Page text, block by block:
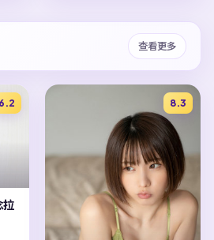
查看更多
6.2
拉
8.3